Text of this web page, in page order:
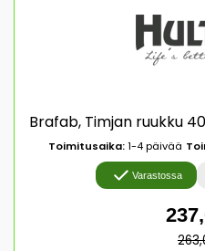
Toimitusaika:1-4 päivää
Varastossa